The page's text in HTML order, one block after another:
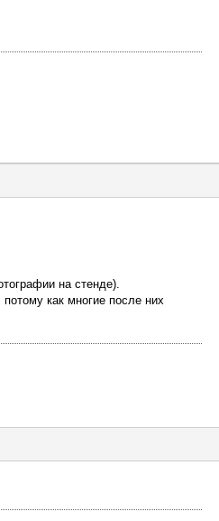
на стенде).
как многие после них